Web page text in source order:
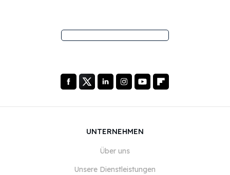
UNTERNEHMEN
Über uns
Unsere Dienstleistungen